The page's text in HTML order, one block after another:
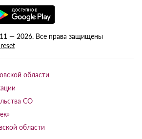
— 2026. Все права защищены
области
СО
области